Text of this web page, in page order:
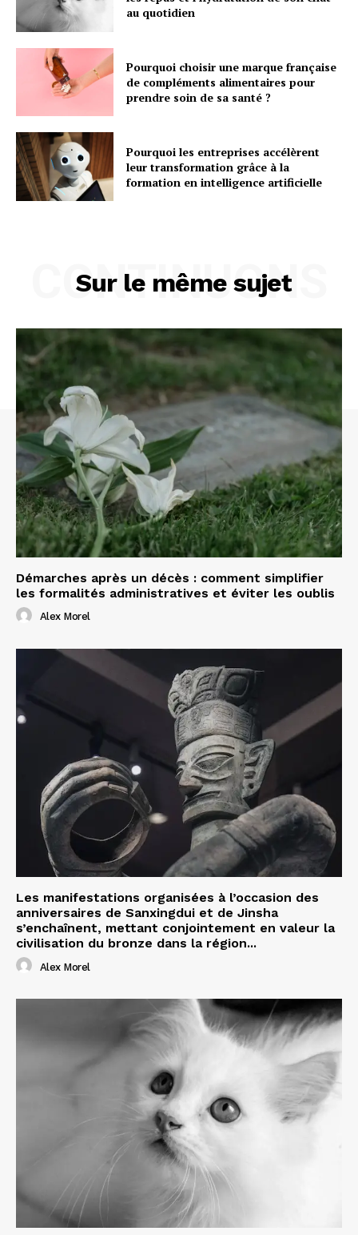
au quotidien
Pourquoi choisir une marque française
de compléments alimentaires pour
prendre soin de sa santé ?
Pourquoi les entreprises accélèrent
leur transformation grâce à la
formation en intelligence artificielle
Sur le même sujet
CONTINUONS
Démarches après un décès : comment simplifier
les formalités administratives et éviter les oublis
Alex Morel
Les manifestations organisées à l’occasion des
anniversaires de Sanxingdui et de Jinsha
s’enchaînent, mettant conjointement en valeur la
civilisation du bronze dans la région...
Alex Morel